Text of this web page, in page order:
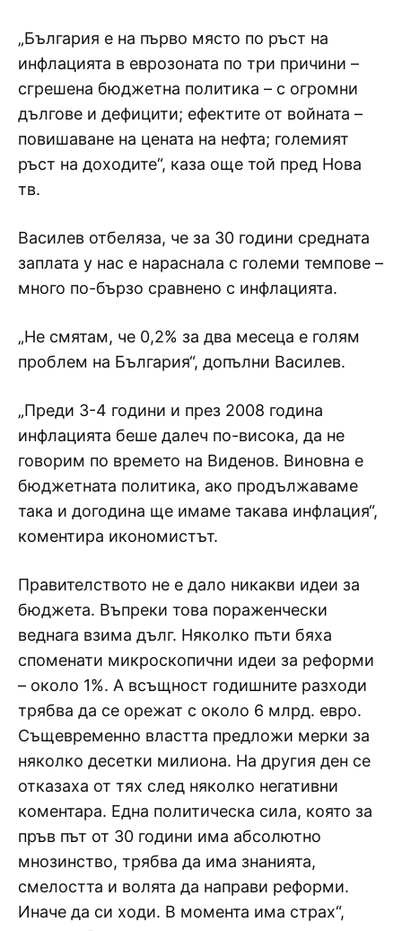
„България е на първо място по ръст на
инфлацията в еврозоната по три причини –
сгрешена бюджетна политика – с огромни
дългове и дефицити; ефектите от войната –
повишаване на цената на нефта; големият
ръст на доходите“, каза още той пред Нова
тв.
Василев отбеляза, че за 30 години средната
заплата у нас е нараснала с големи темпове –
много по-бързо сравнено с инфлацията.
„Не смятам, че 0,2% за два месеца е голям
проблем на България“, допълни Василев.
„Преди 3-4 години и през 2008 година
инфлацията беше далеч по-висока, да не
говорим по времето на Виденов. Виновна е
бюджетната политика, ако продължаваме
така и догодина ще имаме такава инфлация“,
коментира икономистът.
Правителството не е дало никакви идеи за
бюджета. Въпреки това пораженчески
веднага взима дълг. Няколко пъти бяха
споменати микроскопични идеи за реформи
– около 1%. А всъщност годишните разходи
трябва да се орежат с около 6 млрд. евро.
Същевременно властта предложи мерки за
няколко десетки милиона. На другия ден се
отказаха от тях след няколко негативни
коментара. Една политическа сила, която за
пръв път от 30 години има абсолютно
мнозинство, трябва да има знанията,
смелостта и волята да направи реформи.
Иначе да си ходи. В момента има страх“,